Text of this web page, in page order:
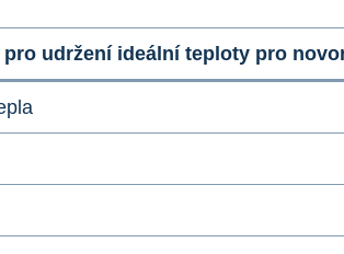
pro udržení ideální teploty pro